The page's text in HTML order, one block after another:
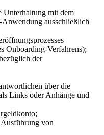
Unterhaltung mit dem
ausschließlich
Onboarding-Verfahrens);
der
über die
Links oder Anhänge und
von